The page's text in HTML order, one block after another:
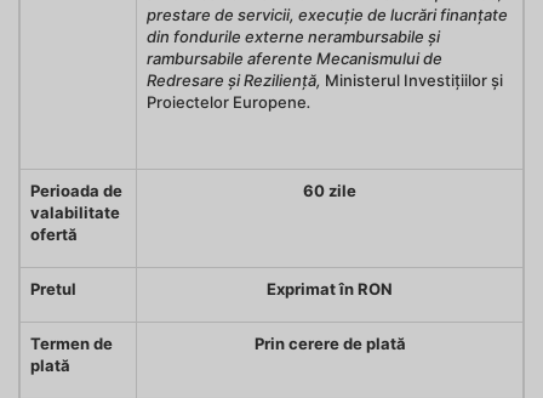
prestare de servicii, execuție de lucrări finanțate
din fondurile externe nerambursabile și
rambursabile aferente Mecanismului de
Redresare și Reziliență, Ministerul Investițiilor și
Proiectelor Europene.
Perioada de
valabilitate
ofertă
60 zile
Pretul Exprimat în RON
Termen de
plată
Prin cerere de plată